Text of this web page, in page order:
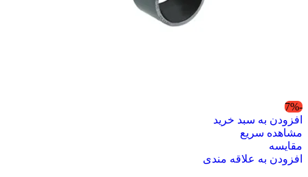
-7%
افزودن به سبد خرید
مشاهده سریع
مقایسه
افزودن به علاقه مندی